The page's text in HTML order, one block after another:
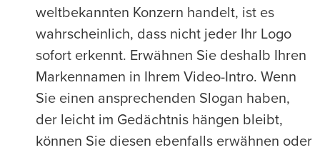
weltbekannten Konzern handelt, ist es
wahrscheinlich, dass nicht jeder Ihr Logo
sofort erkennt. Erwähnen Sie deshalb Ihren
Markennamen in Ihrem Video-Intro. Wenn
Sie einen ansprechenden Slogan haben,
der leicht im Gedächtnis hängen bleibt,
können Sie diesen ebenfalls erwähnen oder